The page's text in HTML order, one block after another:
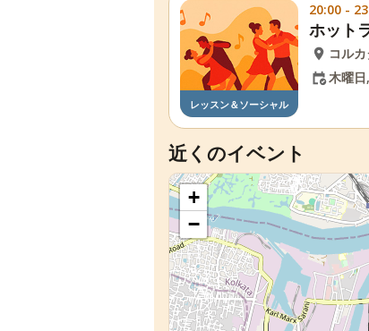
レッスン＆ソーシャル
20:00 -
ホット
コルカ
木曜
近くのイベント
+
−